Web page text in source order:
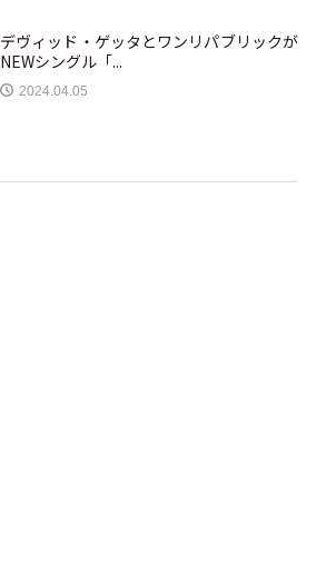
デヴィッド・ゲッタとワンリパブリックが
NEWシングル「...
2024.04.05